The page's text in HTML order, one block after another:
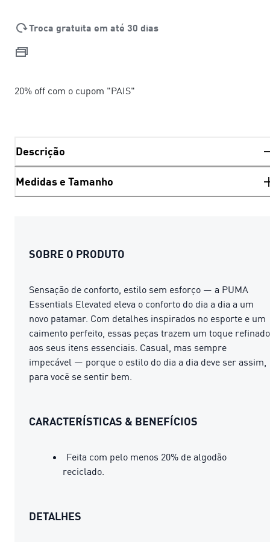
Troca gratuita em até 30 dias
20% off com o cupom "PAIS"
Descrição
Medidas e Tamanho
SOBRE O PRODUTO
Sensação de conforto, estilo sem esforço — a PUMA
Essentials Elevated eleva o conforto do dia a dia a um
novo patamar. Com detalhes inspirados no esporte e um
caimento perfeito, essas peças trazem um toque refinado
aos seus itens essenciais. Casual, mas sempre
impecável — porque o estilo do dia a dia deve ser assim,
para você se sentir bem.
CARACTERÍSTICAS & BENEFÍCIOS
Feita com pelo menos 20% de algodão
reciclado.
DETALHES